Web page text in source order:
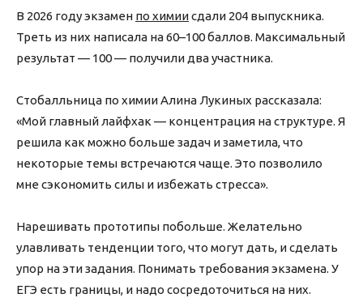
В 2026 году экзамен по химиисдали 204 выпускника.
Треть из них написала на 60–100 баллов. Максимальный
результат — 100 — получили два участника.
Стобалльница по химии Алина Лукиных рассказала:
«Мой главный лайфхак — концентрация на структуре. Я
решила как можно больше задач и заметила, что
некоторые темы встречаются чаще. Это позволило
мне сэкономить силы и избежать стресса».
Нарешивать прототипы побольше. Желательно
улавливать тенденции того, что могут дать, и сделать
упор на эти задания. Понимать требования экзамена. У
ЕГЭ есть границы, и надо сосредоточиться на них.